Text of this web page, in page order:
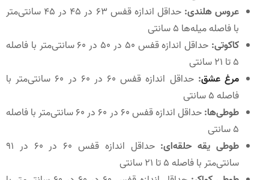
عروس هلندی:
حداقل اندازه قفس 63 در 45 در 45 سانتی‌متر
با فاصله میله‌ها 5 سانتی‌
کاکوتی:
حداقل اندازه قفس 50 در 50 در 60 سانتی‌متر با فاصله
5 تا 21 سانتی‌
مرغ عشق:
حداقل اندازه قفس 60 در 60 در 60 سانتی‌متر با
فاصله 5 سانتی‌
طوطی‌ها:
حداقل اندازه قفس 60 در 60 در 60 سانتی‌متر با فاصله
5 سانتی‌
طوطی یقه حلقه‌ای:
حداقل اندازه قفس 60 در 60 در 91
سانتی‌متر با فاصله 5 تا 21 سانتی‌